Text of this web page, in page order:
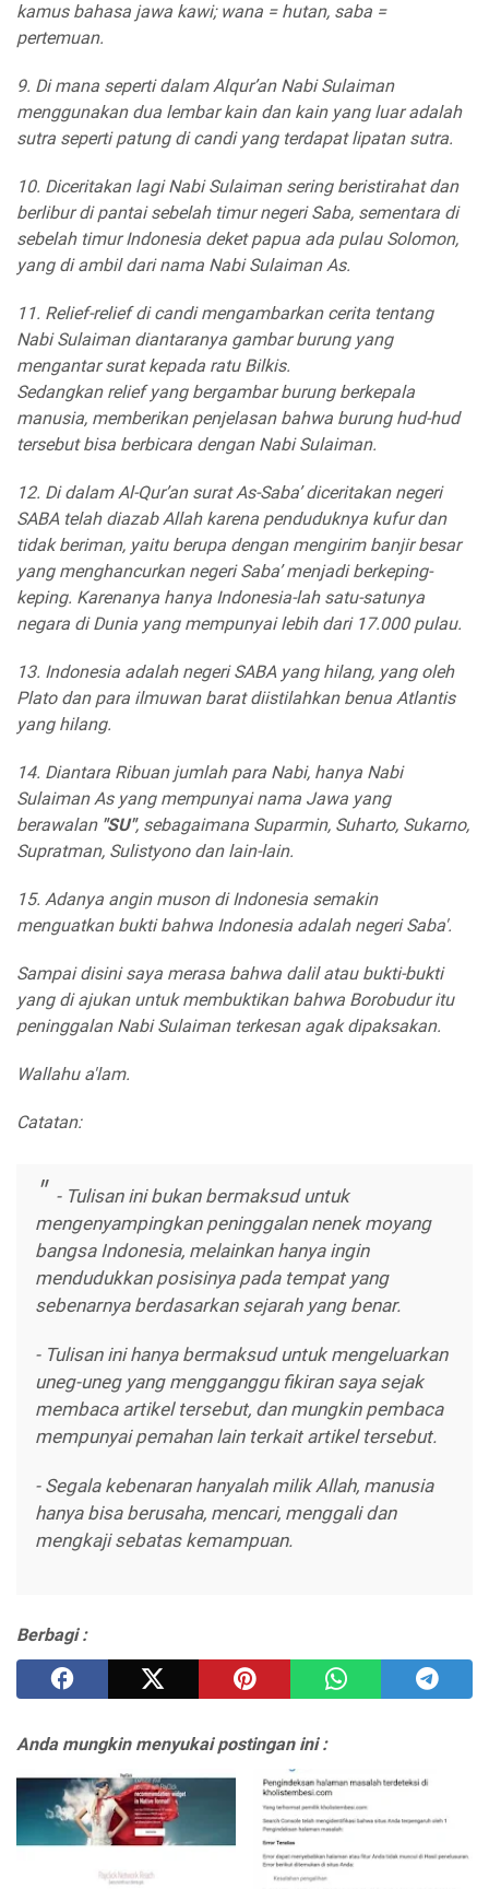
kamus bahasa jawa kawi; wana = hutan, saba =
pertemuan.
9. Di mana seperti dalam Alqur’an Nabi Sulaiman
menggunakan dua lembar kain dan kain yang luar adalah
sutra seperti patung di candi yang terdapat lipatan sutra.
10. Diceritakan lagi Nabi Sulaiman sering beristirahat dan
berlibur di pantai sebelah timur negeri Saba, sementara di
sebelah timur Indonesia deket papua ada pulau Solomon,
yang di ambil dari nama Nabi Sulaiman As.
11. Relief-relief di candi mengambarkan cerita tentang
Nabi Sulaiman diantaranya gambar burung yang
mengantar surat kepada ratu Bilkis.
Sedangkan relief yang bergambar burung berkepala
manusia, memberikan penjelasan bahwa burung hud-hud
tersebut bisa berbicara dengan Nabi Sulaiman.
12. Di dalam Al-Qur’an surat As-Saba’ diceritakan negeri
SABA telah diazab Allah karena penduduknya kufur dan
tidak beriman, yaitu berupa dengan mengirim banjir besar
yang menghancurkan negeri Saba’ menjadi berkeping-
keping. Karenanya hanya Indonesia-lah satu-satunya
negara di Dunia yang mempunyai lebih dari 17.000 pulau.
13. Indonesia adalah negeri SABA yang hilang, yang oleh
Plato dan para ilmuwan barat diistilahkan benua Atlantis
yang hilang.
14. Diantara Ribuan jumlah para Nabi, hanya Nabi
Sulaiman As yang mempunyai nama Jawa yang
berawalan "SU", sebagaimana Suparmin, Suharto, Sukarno,
Supratman, Sulistyono dan lain-lain.
15. Adanya angin muson di Indonesia semakin
menguatkan bukti bahwa Indonesia adalah negeri Saba'.
Sampai disini saya merasa bahwa dalil atau bukti-bukti
yang di ajukan untuk membuktikan bahwa Borobudur itu
peninggalan Nabi Sulaiman terkesan agak dipaksakan.
Wallahu a'lam.
Catatan:
- Tulisan ini bukan bermaksud untuk
mengenyampingkan peninggalan nenek moyang
bangsa Indonesia, melainkan hanya ingin
mendudukkan posisinya pada tempat yang
sebenarnya berdasarkan sejarah yang benar.
- Tulisan ini hanya bermaksud untuk mengeluarkan
uneg-uneg yang mengganggu fikiran saya sejak
membaca artikel tersebut, dan mungkin pembaca
mempunyai pemahan lain terkait artikel tersebut.
- Segala kebenaran hanyalah milik Allah, manusia
hanya bisa berusaha, mencari, menggali dan
mengkaji sebatas kemampuan.
Berbagi :
Anda mungkin menyukai postingan ini :